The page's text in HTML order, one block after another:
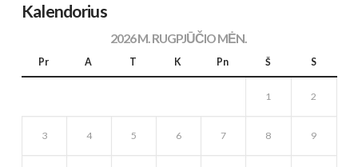
Kalendorius
2026 M. RUGPJŪČIO MĖN.
Pr A T K Pn Š S
1 2
3 4 5 6 7 8 9